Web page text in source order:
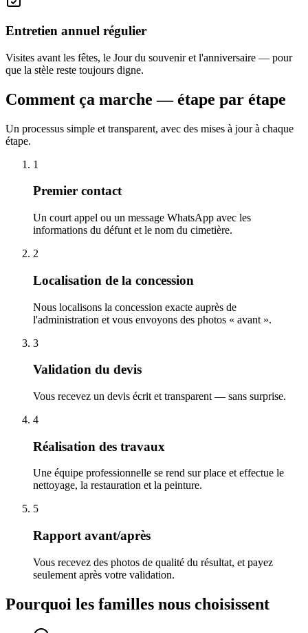
Entretien annuel régulier
Visites avant les fêtes, le Jour du souvenir et l'anniversaire — pour
que la stèle reste toujours digne.
Comment ça marche — étape par étape
Un processus simple et transparent, avec des mises à jour à chaque
étape.
1
Premier contact
Un court appel ou un message WhatsApp avec les
informations du défunt et le nom du cimetière.
2
Localisation de la concession
Nous localisons la concession exacte auprès de
l'administration et vous envoyons des photos « avant ».
3
Validation du devis
Vous recevez un devis écrit et transparent — sans surprise.
4
Réalisation des travaux
Une équipe professionnelle se rend sur place et effectue le
nettoyage, la restauration et la peinture.
5
Rapport avant/après
Vous recevez des photos de qualité du résultat, et payez
seulement après votre validation.
Pourquoi les familles nous choisissent